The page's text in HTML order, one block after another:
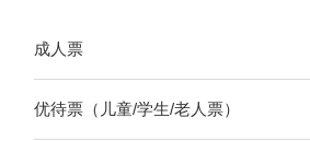
成人票
优待票（儿童/学生/老人票）